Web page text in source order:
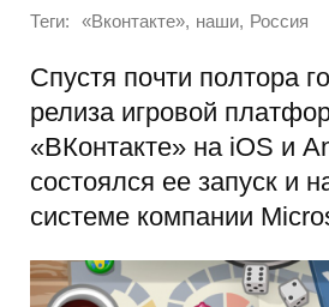
Теги: «Вконтакте», наши, Россия
Спустя почти полтора
релиза игровой
«ВКонтакте» на iOS и
состоялся ее запуск и
системе компании